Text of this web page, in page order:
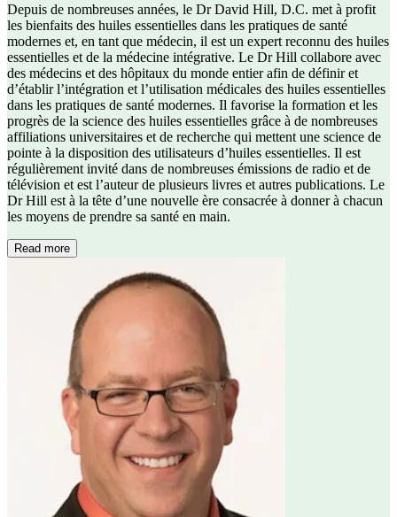
Depuis de nombreuses années, le Dr David Hill, D.C. met à profit
les bienfaits des huiles essentielles dans les pratiques de santé
modernes et, en tant que médecin, il est un expert reconnu des huiles
essentielles et de la médecine intégrative. Le Dr Hill collabore avec
des médecins et des hôpitaux du monde entier afin de définir et
d’établir l’intégration et l’utilisation médicales des huiles essentielles
dans les pratiques de santé modernes. Il favorise la formation et les
progrès de la science des huiles essentielles grâce à de nombreuses
affiliations universitaires et de recherche qui mettent une science de
pointe à la disposition des utilisateurs d’huiles essentielles. Il est
régulièrement invité dans de nombreuses émissions de radio et de
télévision et est l’auteur de plusieurs livres et autres publications. Le
Dr Hill est à la tête d’une nouvelle ère consacrée à donner à chacun
les moyens de prendre sa santé en main.
Read more